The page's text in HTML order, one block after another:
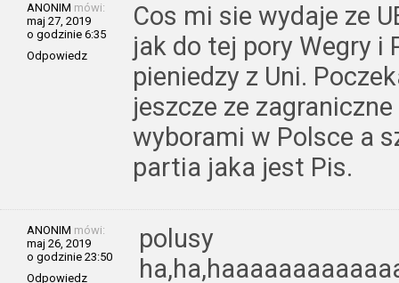
ANONIM mówi:
maj 27, 2019
o godzinie 6:35
Odpowiedz
Cos mi sie wydaje ze
jak do tej pory Wegry
pieniedzy z Uni.
jeszcze ze
wyborami w Polsce a
partia jaka jest Pis.
ANONIM mówi:
maj 26, 2019
o godzinie 23:50
Odpowiedz
polusy